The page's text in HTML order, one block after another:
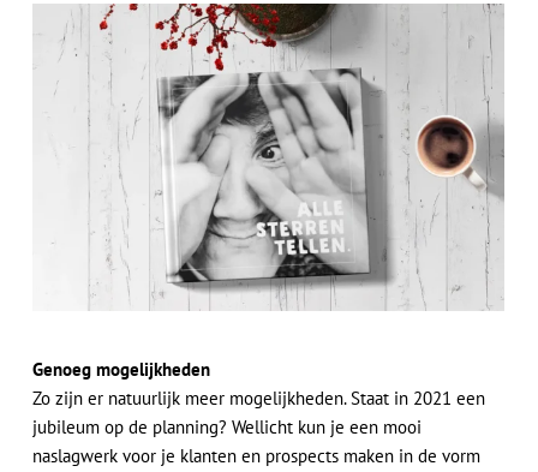
Genoeg mogelijkheden
Zo zijn er natuurlijk meer mogelijkheden. Staat in 2021 een
jubileum op de planning? Wellicht kun je een mooi
naslagwerk voor je klanten en prospects maken in de vorm